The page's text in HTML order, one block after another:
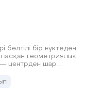
белгілі бір нүктеден
геометриялық
= 2r. ⸻ ?